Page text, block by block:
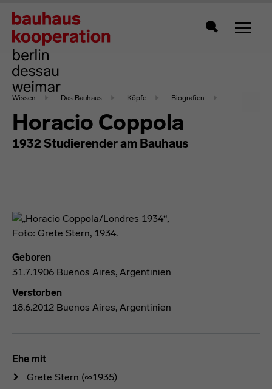
Zeigt
Wissen Das Bauhaus Köpfe Biografien
Horacio Coppola
1932 Studierender am Bauhaus
Geboren
31.7.1906 Buenos Aires, Argentinien
Verstorben
18.6.2012 Buenos Aires, Argentinien
Ehe mit
Grete Stern (∞1935)